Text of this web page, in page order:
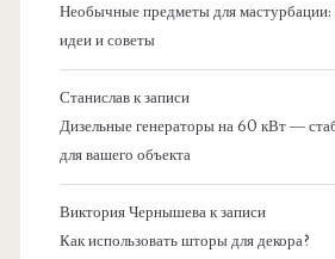
Необычные предметы для мастурбации:
идеи и советы
Станиславк записи
Дизельные генераторы на 60 кВт —
для вашего объекта
Виктория Чернышевак записи
Как использовать шторы для декора?